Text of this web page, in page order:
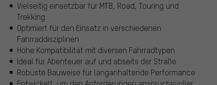
Vielseitig einsetzbar für MTB, Road, Touring und
Trekking
Optimiert für den Einsatz in verschiedenen
Fahrraddisziplinen
Hohe Kompatibilität mit diversen Fahrradtypen
Ideal für Abenteuer auf und abseits der Straße
Robuste Bauweise für langanhaltende Performance